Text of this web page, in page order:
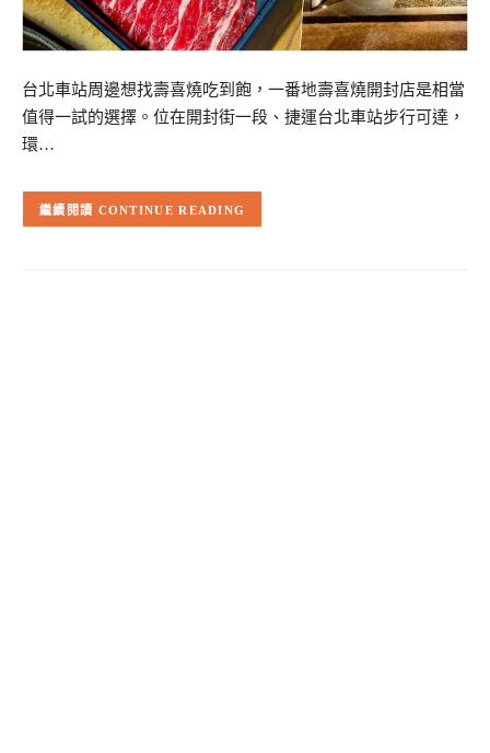
台北車站周邊想找壽喜燒吃到飽，一番地壽喜燒開封店是相當
值得一試的選擇。位在開封街一段、捷運台北車站步行可達，
環…
CONTINUE READING